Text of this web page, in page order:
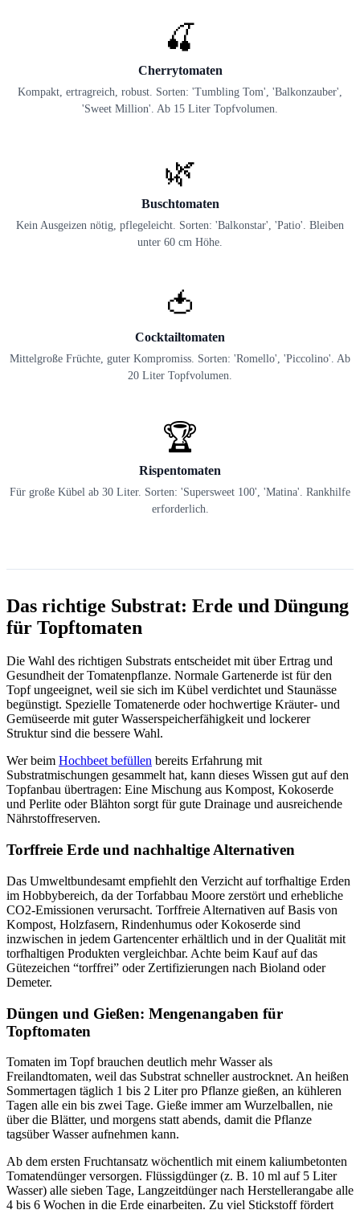
🍒
Cherrytomaten
Kompakt, ertragreich, robust. Sorten: 'Tumbling Tom', 'Balkonzauber',
'Sweet Million'. Ab 15 Liter Topfvolumen.
🌿
Buschtomaten
Kein Ausgeizen nötig, pflegeleicht. Sorten: 'Balkonstar', 'Patio'. Bleiben
unter 60 cm Höhe.
🍅
Cocktailtomaten
Mittelgroße Früchte, guter Kompromiss. Sorten: 'Romello', 'Piccolino'. Ab
20 Liter Topfvolumen.
🏆
Rispentomaten
Für große Kübel ab 30 Liter. Sorten: 'Supersweet 100', 'Matina'. Rankhilfe
erforderlich.
Das richtige Substrat: Erde und Düngung
für Topftomaten
Die Wahl des richtigen Substrats entscheidet mit über Ertrag und
Gesundheit der Tomatenpflanze. Normale Gartenerde ist für den
Topf ungeeignet, weil sie sich im Kübel verdichtet und Staunässe
begünstigt. Spezielle Tomatenerde oder hochwertige Kräuter- und
Gemüseerde mit guter Wasserspeicherfähigkeit und lockerer
Struktur sind die bessere Wahl.
Wer beim Hochbeet befüllen bereits Erfahrung mit
Substratmischungen gesammelt hat, kann dieses Wissen gut auf den
Topfanbau übertragen: Eine Mischung aus Kompost, Kokoserde
und Perlite oder Blähton sorgt für gute Drainage und ausreichende
Nährstoffreserven.
Torffreie Erde und nachhaltige Alternativen
Das Umweltbundesamt empfiehlt den Verzicht auf torfhaltige Erden
im Hobbybereich, da der Torfabbau Moore zerstört und erhebliche
CO2-Emissionen verursacht. Torffreie Alternativen auf Basis von
Kompost, Holzfasern, Rindenhumus oder Kokoserde sind
inzwischen in jedem Gartencenter erhältlich und in der Qualität mit
torfhaltigen Produkten vergleichbar. Achte beim Kauf auf das
Gütezeichen “torffrei” oder Zertifizierungen nach Bioland oder
Demeter.
Düngen und Gießen: Mengenangaben für
Topftomaten
Tomaten im Topf brauchen deutlich mehr Wasser als
Freilandtomaten, weil das Substrat schneller austrocknet. An heißen
Sommertagen täglich 1 bis 2 Liter pro Pflanze gießen, an kühleren
Tagen alle ein bis zwei Tage. Gieße immer am Wurzelballen, nie
über die Blätter, und morgens statt abends, damit die Pflanze
tagsüber Wasser aufnehmen kann.
Ab dem ersten Fruchtansatz wöchentlich mit einem kaliumbetonten
Tomatendünger versorgen. Flüssigdünger (z. B. 10 ml auf 5 Liter
Wasser) alle sieben Tage, Langzeitdünger nach Herstellerangabe alle
4 bis 6 Wochen in die Erde einarbeiten. Zu viel Stickstoff fördert